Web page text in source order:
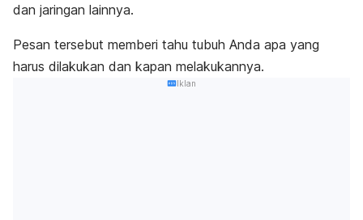
dan jaringan lainnya.
Pesan tersebut memberi tahu tubuh Anda apa yang
harus dilakukan dan kapan melakukannya.
Iklan